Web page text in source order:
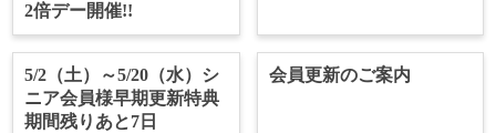
2倍デー開催!!
5/2（土）～5/20（水）シ
ニア会員様早期更新特典
期間残りあと7日
会員更新のご案内